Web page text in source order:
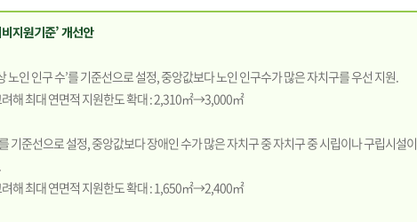
지원기준’ 개선안
노인 인구 수’를 기준선으로 설정, 중앙값보다 노인 인구수가 많은 자치구를 우선 지원.
해 최대 연면적 지원한도 확대 : 2,310㎡→3,000㎡
기준선으로 설정, 중앙값보다 장애인 수가 많은 자치구 중 자치구 중 시립이나 구립시설이
해 최대 연면적 지원한도 확대 : 1,650㎡→2,400㎡